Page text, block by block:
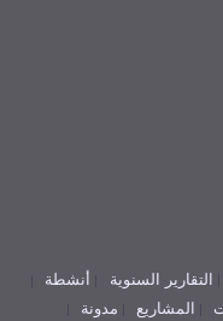
التقارير السنوية
أنشطة
المشاريع مدونة